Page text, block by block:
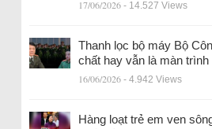
17/06/2026 - 14.527 Views
Thanh lọc bộ máy Bộ
chất hay vẫn là màn trình
16/06/2026 - 4.942 Views
Hàng loạt trẻ em ven